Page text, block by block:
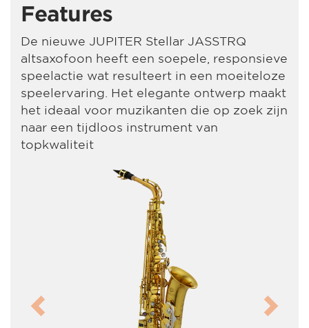
Features
De nieuwe JUPITER Stellar JASSTRQ
altsaxofoon heeft een soepele, responsieve
speelactie wat resulteert in een moeiteloze
speelervaring. Het elegante ontwerp maakt
het ideaal voor muzikanten die op zoek zijn
naar een tijdloos instrument van
topkwaliteit
Previous Next